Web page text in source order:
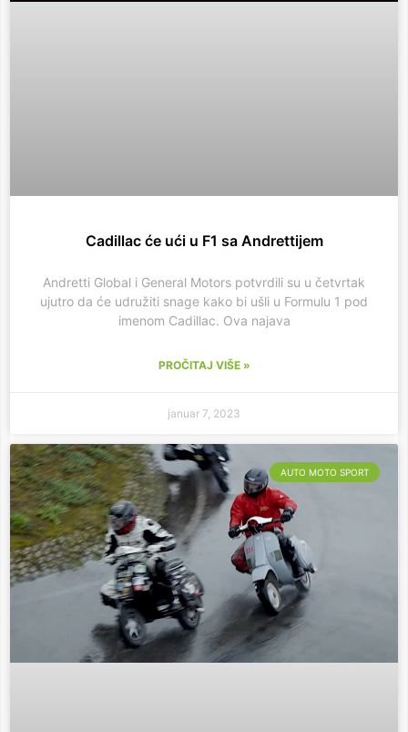
Cadillac će ući u F1 sa Andrettijem
Andretti Global i General Motors potvrdili su u četvrtak
ujutro da će udružiti snage kako bi ušli u Formulu 1 pod
imenom Cadillac. Ova najava
PROČITAJ VIŠE »
januar 7, 2023
AUTO MOTO SPORT